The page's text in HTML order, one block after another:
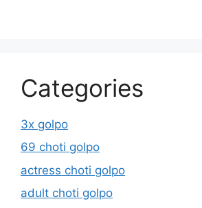
Categories
3x golpo
69 choti golpo
actress choti golpo
adult choti golpo